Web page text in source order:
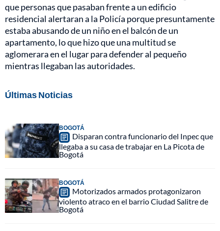
que personas que pasaban frente a un edificio
residencial alertaran a la Policía porque presuntamente
estaba abusando de un niño en el balcón de un
apartamento, lo que hizo que una multitud se
aglomerara en el lugar para defender al pequeño
mientras llegaban las autoridades.
Últimas Noticias
BOGOTÁ
Disparan contra funcionario del Inpec que
llegaba a su casa de trabajar en La Picota de
Bogotá
BOGOTÁ
Motorizados armados protagonizaron
violento atraco en el barrio Ciudad Salitre de
Bogotá